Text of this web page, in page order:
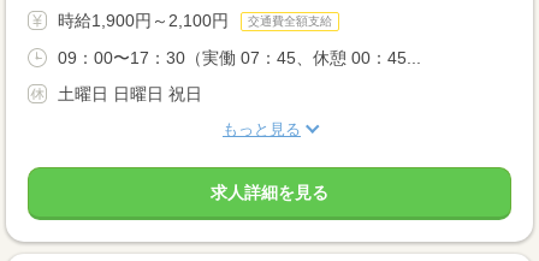
時給1,900円～2,100円 交通費全額支給
09：00〜17：30（実働 07：45、休憩 00：45...
土曜日 日曜日 祝日
もっと見る
求人詳細を見る